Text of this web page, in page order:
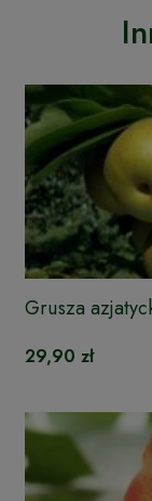
Grusza
29,90 zł